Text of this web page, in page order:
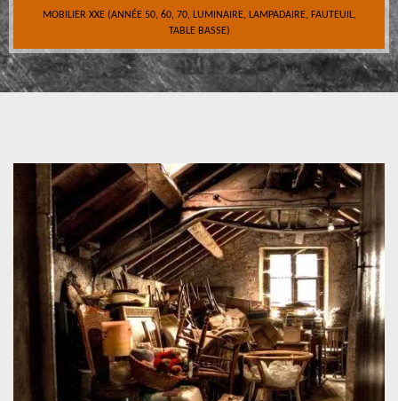
MOBILIER XXE (ANNÉE 50, 60, 70, LUMINAIRE, LAMPADAIRE, FAUTEUIL,
TABLE BASSE)